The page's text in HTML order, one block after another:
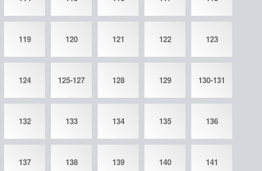
119 120 121 122 123
124 125-127 128 129 130-131
132 133 134 135 136
137 138 139 140 141